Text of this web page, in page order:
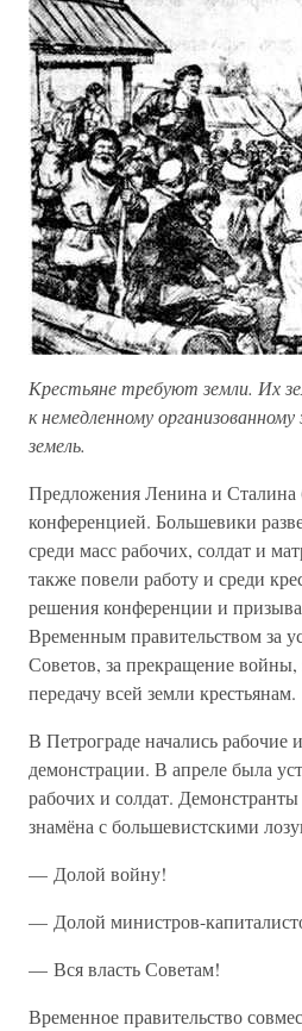
Крестьяне требуют земли. Их
к немедленному
земель.
Предложения Ленина и
конференцией. Большевики
среди масс рабочих, солдат и
также повели работу и среди
решения конференции и
Временным правительством за
Советов, за прекращение
передачу всей земли крестьянам.
В Петрограде начались рабочие
демонстрации. В апреле была
рабочих и солдат.
знамёна с большевистскими
— Долой войну!
— Долой министров-
— Вся власть Советам!
Временное правительство